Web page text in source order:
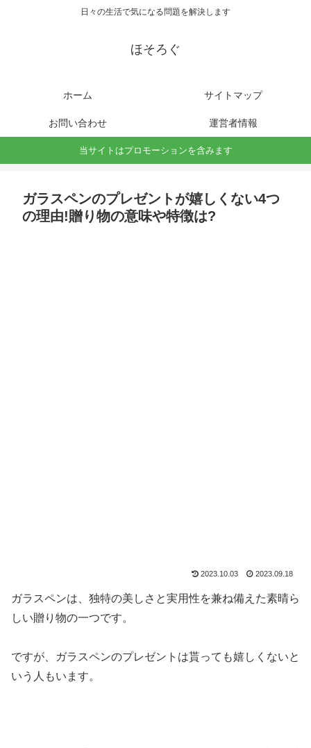
日々の生活で気になる問題を解決します
ほそろぐ
ホーム サイトマップ
お問い合わせ 運営者情報
当サイトはプロモーションを含みます
ガラスペンのプレゼントが嬉しくない4つ
の理由!贈り物の意味や特徴は?
2023.10.03 2023.09.18
ガラスペンは、独特の美しさと実用性を兼ね備えた素晴ら
しい贈り物の一つです。
ですが、ガラスペンのプレゼントは貰っても嬉しくないと
いう人もいます。